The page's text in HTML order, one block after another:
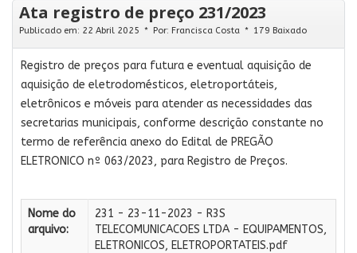
Ata registro de preço 231/2023
Publicado em: 22 Abril 2025 Por: Francisca Costa 179 Baixado
Registro de preços para futura e eventual aquisição de
aquisição de eletrodomésticos, eletroportáteis,
eletrônicos e móveis para atender as necessidades das
secretarias municipais, conforme descrição constante no
termo de referência anexo do Edital de PREGÃO
ELETRONICO nº 063/2023, para Registro de Preços.
Nome do
arquivo:
231 - 23-11-2023 - R3S
TELECOMUNICACOES LTDA - EQUIPAMENTOS,
ELETRONICOS, ELETROPORTATEIS.pdf